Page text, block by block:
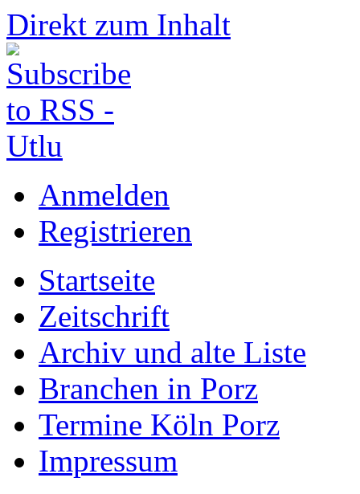
Direkt zum Inhalt
Anmelden
Registrieren
Startseite
Zeitschrift
Archiv und alte Liste
Branchen in Porz
Termine Köln Porz
Impressum